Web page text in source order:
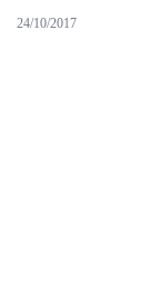
24/10/2017